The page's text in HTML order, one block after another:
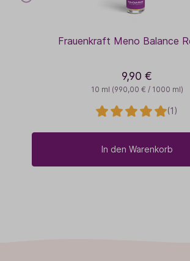
Frauenkraft Meno Balance
10 ml (990,00 € / 1000 ml)
9,90 €
(1)
In den Warenkorb